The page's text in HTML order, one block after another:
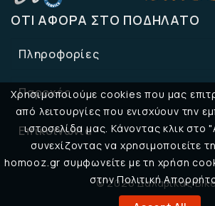
Χρησιμοποιούμε cookies που μας
από λειτουργίες που ενισχύουν την
ιστοσελίδα μας. Κάνοντας κλικ στο
συνεχίζοντας να χρησιμοποιείτε
homooz.gr συμφωνείτε με τη χρήση
στην Πολιτική
ΌΤΙ ΑΦΟΡΆ ΣΤΟ ΠΟΔΉΛΑΤΟ
Πληροφορίες
Παροχές
Επικοινωνία
© 2026 Δαλαβίκας